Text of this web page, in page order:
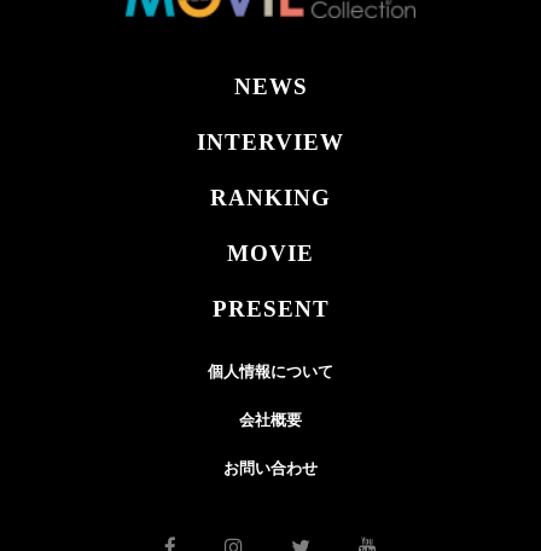
NEWS
INTERVIEW
RANKING
MOVIE
PRESENT
個人情報について
会社概要
お問い合わせ